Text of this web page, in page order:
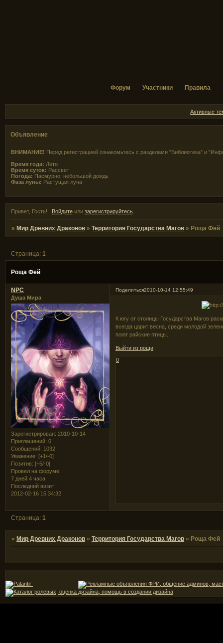
Форум Участники Правила
Активные
Объявление
ВНИМАНИЕ! Перед регистрацией ознакомьтесь с разделами "Библиотека" и
Время года: Лето
Время суток: Рассвет
Погода: Пасмурно, небольшой дождь
Фаза луны: Растущая луна
Привет, Гость! Войдитеили зарегистрируйтесь.
»Мир Древних Драконов »Территория Государства Магов » Роща Фей
Роща Фей
Страница:1
Поделиться2010-10-14 12:55:49
NPC
Душа Мира
Зарегистрирован: 2010-10-14
Приглашений: 0
Сообщений: 1032
Уважение: [+1/-0]
Позитив: [+5/-0]
Провел на форуме:
7 дней 4 часа
Последний визит:
2012-02-16 15:34:32
К югу от столицы Государства Магов
всегда царит весна, среди молодой
поют райские птицы.
Выйти из рощи
0
Страница:1
» Мир Древних Драконов »Территория Государства Магов » Роща Фей